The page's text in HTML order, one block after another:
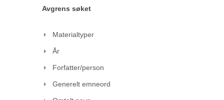
Avgrens søket
Materialtyper
År
Forfatter/person
Generelt emneord